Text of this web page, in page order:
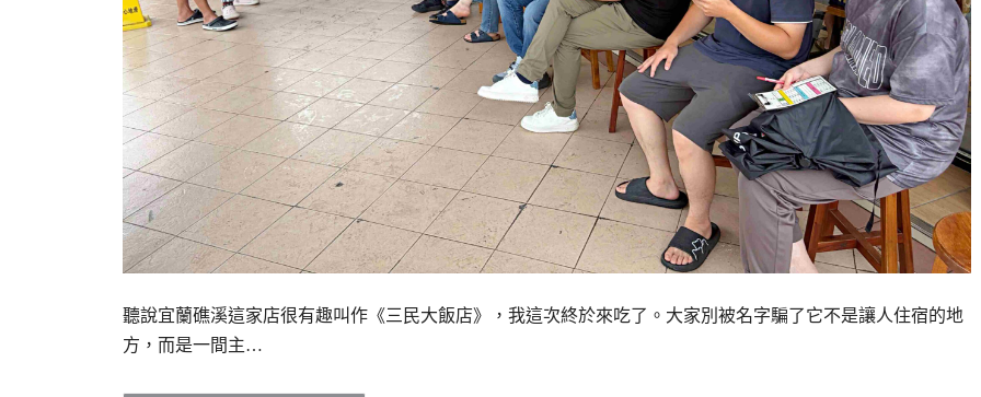
聽說宜蘭礁溪這家店很有趣叫作《三民大飯店》，我這次終於來吃了。大家別被名字騙了它不是讓人住宿的地
方，而是一間主…